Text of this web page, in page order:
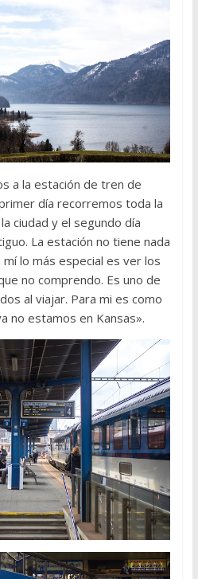
a la estación de tren de
día recorremos toda la
ciudad y el segundo día
La estación no tiene nada
lo más especial es ver los
no comprendo. Es uno de
al viajar. Para mi es como
no estamos en Kansas».